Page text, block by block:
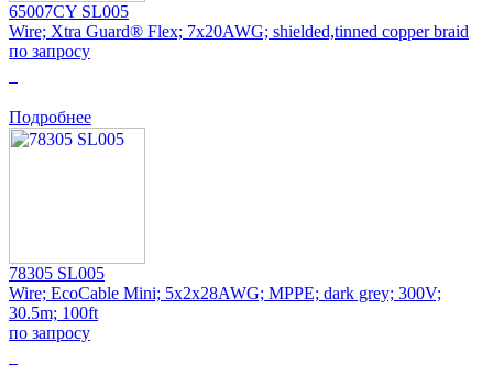
65007CY SL005
Wire; Xtra Guard® Flex; 7x20AWG; shielded,tinned copper braid
по запросу
Подробнее
78305 SL005
Wire; EcoCable Mini; 5x2x28AWG; MPPE; dark grey; 300V;
30.5m; 100ft
по запросу